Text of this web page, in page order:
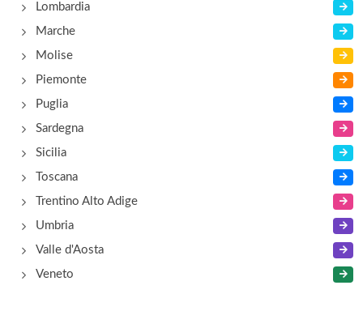
Lombardia
Marche
Molise
Piemonte
Puglia
Sardegna
Sicilia
Toscana
Trentino Alto Adige
Umbria
Valle d'Aosta
Veneto